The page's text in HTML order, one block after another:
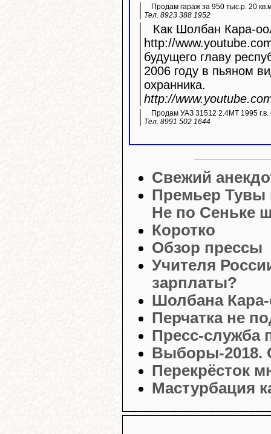
Продам гараж за 950 тыс.р. 20
Тел. 8923 388 1952
Как Шолбан Кара-
http://www.youtube.com/
будущего главу
2006 году в пьяном
охранника.
http://
Продам УАЗ 31512 2.4МТ 1995 г.в.
Тел. 8991 502 1644
Свежий
Премьер Тувы
Не по Сеньке
Коротко
Обзор прессы
Учителя
зарплаты?
Шолбана
Перчатка не
Пресс-служба
Выборы-2018.
Перекрёсток
Мастурбация